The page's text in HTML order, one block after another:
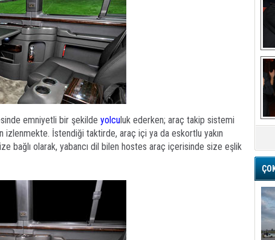
emniyetli bir şekilde yolculuk ederken; araç takip sistemi
izlenmekte. İstendiği taktirde, araç içi ya da eskortlu yakın
bağlı olarak, yabancı dil bilen hostes araç içerisinde size eşlik